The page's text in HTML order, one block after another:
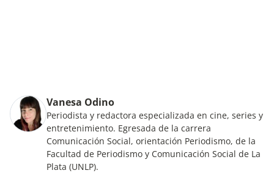
Vanesa Odino
Periodista y redactora especializada en cine, series y
entretenimiento. Egresada de la carrera
Comunicación Social, orientación Periodismo, de la
Facultad de Periodismo y Comunicación Social de La
Plata (UNLP).